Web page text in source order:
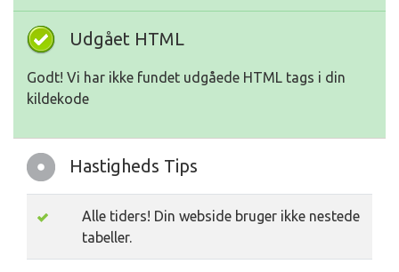
Udgået HTML
Godt! Vi har ikke fundet udgåede HTML tags i din
kildekode
Hastigheds Tips
Alle tiders! Din webside bruger ikke nestede
tabeller.